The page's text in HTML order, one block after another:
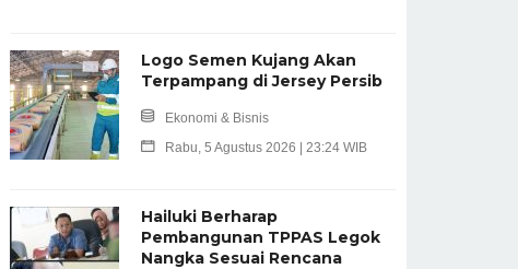
Logo Semen Kujang Akan
Terpampang di Jersey Persib
Ekonomi & Bisnis
Rabu, 5 Agustus 2026 | 23:24 WIB
Hailuki Berharap
Pembangunan TPPAS Legok
Nangka Sesuai Rencana